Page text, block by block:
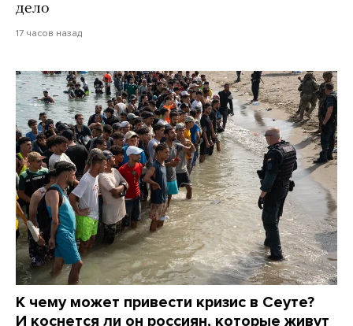
дело
17 часов назад
К чему может привести кризис в Сеуте?
И коснется ли он россиян, которые живут